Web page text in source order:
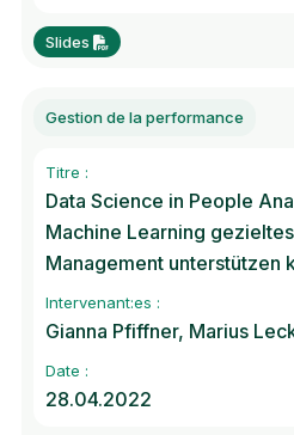
Slides
Gestion de la performance
Titre :
Data Science in People
Machine Learning
Management unterstützen
Intervenant:es :
Gianna Pfiffner, Marius
Date :
28.04.2022